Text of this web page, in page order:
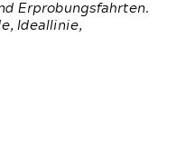
Erprobungsfahrten.
Ideallinie,